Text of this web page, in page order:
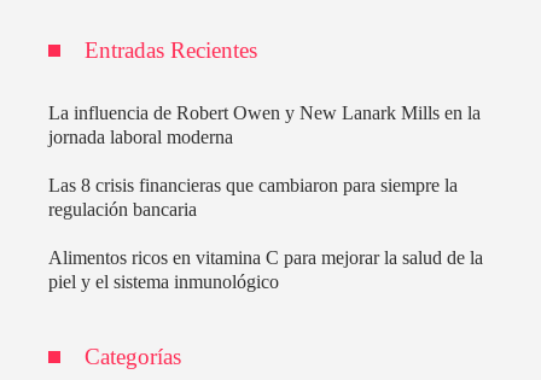
Entradas Recientes
La influencia de Robert Owen y New Lanark Mills en la
jornada laboral moderna
Las 8 crisis financieras que cambiaron para siempre la
regulación bancaria
Alimentos ricos en vitamina C para mejorar la salud de la
piel y el sistema inmunológico
Categorías